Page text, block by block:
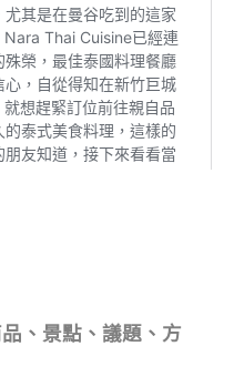
、景點、議題、方